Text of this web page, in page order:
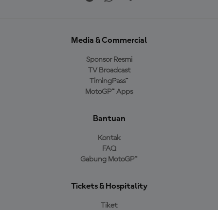
Media & Commercial
Sponsor Resmi
TV Broadcast
TimingPass™
MotoGP™ Apps
Bantuan
Kontak
FAQ
Gabung MotoGP™
Tickets & Hospitality
Tiket